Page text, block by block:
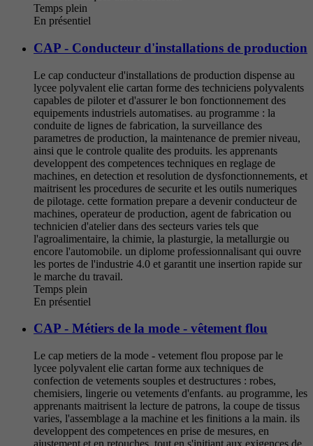
Temps plein
En présentiel
CAP - Conducteur d'installations de production
Le cap conducteur d'installations de production dispense au
lycee polyvalent elie cartan forme des techniciens polyvalents
capables de piloter et d'assurer le bon fonctionnement des
equipements industriels automatises. au programme : la
conduite de lignes de fabrication, la surveillance des
parametres de production, la maintenance de premier niveau,
ainsi que le controle qualite des produits. les apprenants
developpent des competences techniques en reglage de
machines, en detection et resolution de dysfonctionnements, et
maitrisent les procedures de securite et les outils numeriques
de pilotage. cette formation prepare a devenir conducteur de
machines, operateur de production, agent de fabrication ou
technicien d'atelier dans des secteurs varies tels que
l'agroalimentaire, la chimie, la plasturgie, la metallurgie ou
encore l'automobile. un diplome professionnalisant qui ouvre
les portes de l'industrie 4.0 et garantit une insertion rapide sur
le marche du travail.
Temps plein
En présentiel
CAP - Métiers de la mode - vêtement flou
Le cap metiers de la mode - vetement flou propose par le
lycee polyvalent elie cartan forme aux techniques de
confection de vetements souples et destructures : robes,
chemisiers, lingerie ou vetements d'enfants. au programme, les
apprenants maitrisent la lecture de patrons, la coupe de tissus
varies, l'assemblage a la machine et les finitions a la main. ils
developpent des competences en prise de mesures, en
ajustement et en retouches, tout en s'initiant aux exigences de